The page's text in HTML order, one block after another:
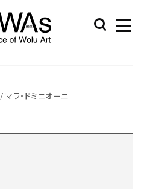
/ マラ・ドミニオーニ